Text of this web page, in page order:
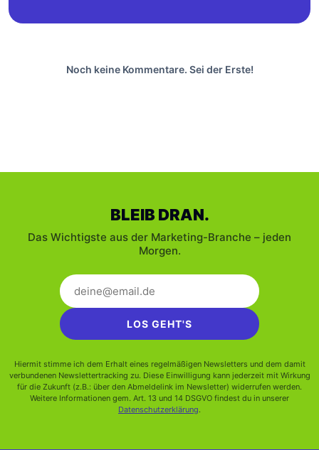
Noch keine Kommentare. Sei der Erste!
BLEIB DRAN.
Das Wichtigste aus der Marketing-Branche – jeden
Morgen.
LOS GEHT'S
Hiermit stimme ich dem Erhalt eines regelmäßigen Newsletters und dem damit
verbundenen Newslettertracking zu. Diese Einwilligung kann jederzeit mit Wirkung
für die Zukunft (z.B.: über den Abmeldelink im Newsletter) widerrufen werden.
Weitere Informationen gem. Art. 13 und 14 DSGVO findest du in unserer
Datenschutzerklärung.